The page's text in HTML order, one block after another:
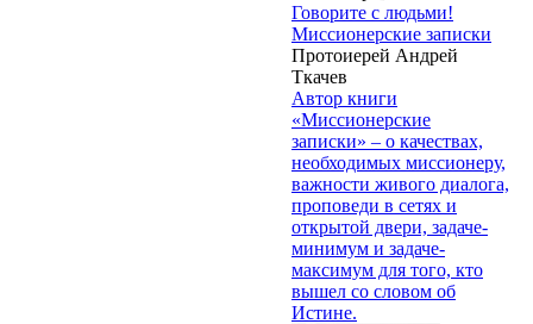
Говорите с людьми!
Миссионерские записки
Протоиерей Андрей
Ткачев
Автор книги
«Миссионерские
записки» – о качествах,
необходимых миссионеру,
важности живого диалога,
проповеди в сетях и
открытой двери, задаче-
минимум и задаче-
максимум для того, кто
вышел со словом об
Истине.